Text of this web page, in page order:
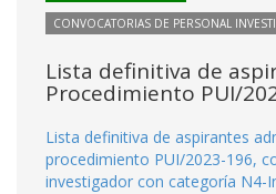
CONVOCATORIAS DE PERSONAL
Lista definitiva de
Procedimiento PUI/
Lista definitiva de aspirantes
procedimiento PUI/2023-196,
investigador con categoría N4-